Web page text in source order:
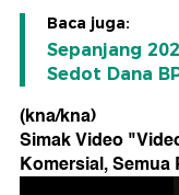
Baca juga:
Sepanjang
Sedot Dana
(kna/kna)
Simak Video "
Komersial, Semua